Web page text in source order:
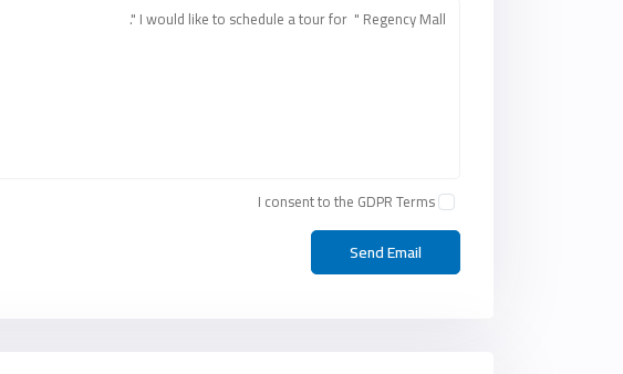
I consent to the GDPR Terms